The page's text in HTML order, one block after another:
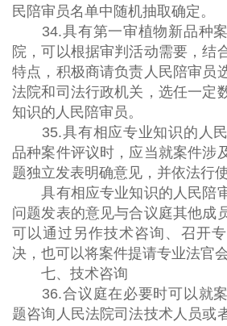
民陪审员名单中随机抽取确定。
34.具有第一审植物新品种案
院，可以根据审判活动需要，结
特点，积极商请负责人民陪审员
法院和司法行政机关，选任一定
知识的人民陪审员。
35.具有相应专业知识的人民
品种案件评议时，应当就案件涉
题独立发表明确意见，并依法行
具有相应专业知识的人民陪
问题发表的意见与合议庭其他成
可以通过另作技术咨询、召开
决，也可以将案件提请专业法官
七、技术咨询
36.合议庭在必要时可以就案
题咨询人民法院司法技术人员或